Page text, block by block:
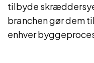
tilbyde
branchen gør dem
enhver